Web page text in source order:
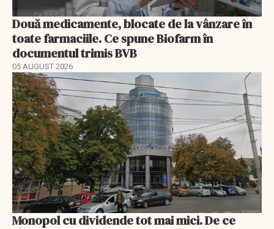
Două medicamente, blocate de la vânzare în
toate farmaciile. Ce spune Biofarm în
documentul trimis BVB
05 AUGUST 2026
Monopol cu dividende tot mai mici. De ce